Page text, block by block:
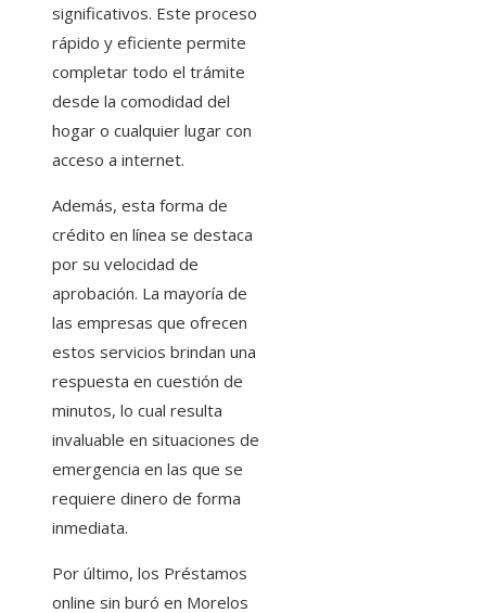
significativos. Este proceso
rápido y eficiente permite
completar todo el trámite
desde la comodidad del
hogar o cualquier lugar con
acceso a internet.
Además, esta forma de
crédito en línea se destaca
por su velocidad de
aprobación. La mayoría de
las empresas que ofrecen
estos servicios brindan una
respuesta en cuestión de
minutos, lo cual resulta
invaluable en situaciones de
emergencia en las que se
requiere dinero de forma
inmediata.
Por último, los Préstamos
online sin buró en Morelos